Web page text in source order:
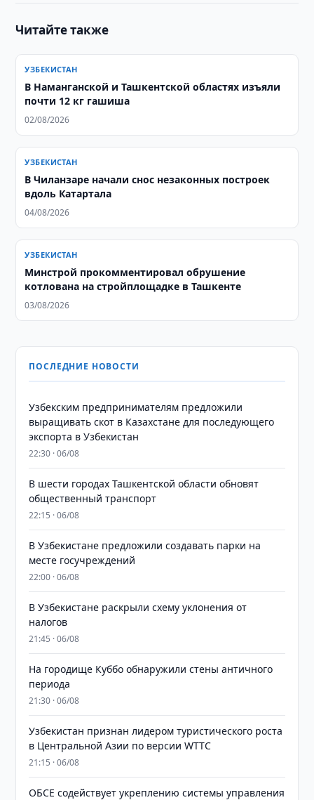
Читайте также
УЗБЕКИСТАН
В Наманганской и Ташкентской областях изъяли
почти 12 кг гашиша
02/08/2026
УЗБЕКИСТАН
В Чиланзаре начали снос незаконных построек
вдоль Катартала
04/08/2026
УЗБЕКИСТАН
Минстрой прокомментировал обрушение
котлована на стройплощадке в Ташкенте
03/08/2026
ПОСЛЕДНИЕ НОВОСТИ
Узбекским предпринимателям предложили
выращивать скот в Казахстане для последующего
экспорта в Узбекистан
22:30 · 06/08
В шести городах Ташкентской области обновят
общественный транспорт
22:15 · 06/08
В Узбекистане предложили создавать парки на
месте госучреждений
22:00 · 06/08
В Узбекистане раскрыли схему уклонения от
налогов
21:45 · 06/08
На городище Куббо обнаружили стены античного
периода
21:30 · 06/08
Узбекистан признан лидером туристического роста
в Центральной Азии по версии WTTC
21:15 · 06/08
ОБСЕ содействует укреплению системы управления